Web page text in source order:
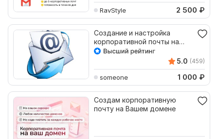
RavStyle 2 500 ₽
Создание и настройка
корпоративной почты на
вашем домене
5.0 (459)
someone 1 000 ₽
Создам корпоративную
почту на Вашем домене